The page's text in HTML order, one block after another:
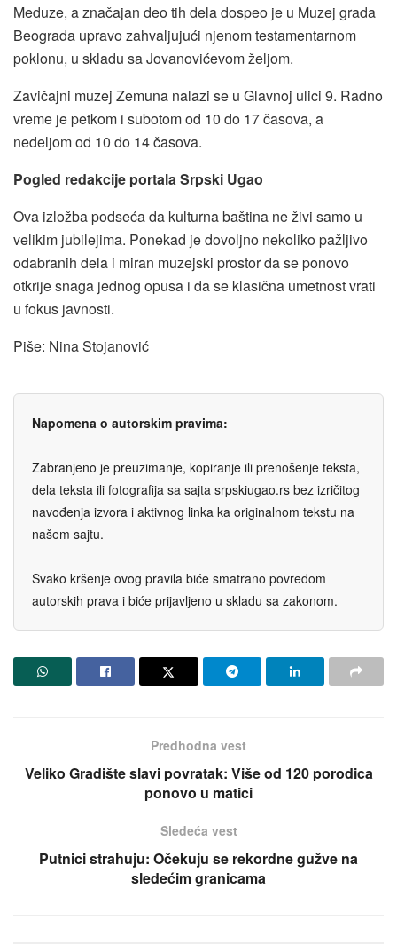
Meduze, a značajan deo tih dela dospeo je u Muzej grada
Beograda upravo zahvaljujući njenom testamentarnom
poklonu, u skladu sa Jovanovićevom željom.
Zavičajni muzej Zemuna nalazi se u Glavnoj ulici 9. Radno
vreme je petkom i subotom od 10 do 17 časova, a
nedeljom od 10 do 14 časova.
Pogled redakcije portala Srpski Ugao
Ova izložba podseća da kulturna baština ne živi samo u
velikim jubilejima. Ponekad je dovoljno nekoliko pažljivo
odabranih dela i miran muzejski prostor da se ponovo
otkrije snaga jednog opusa i da se klasična umetnost vrati
u fokus javnosti.
Piše: Nina Stojanović
Napomena o autorskim pravima:
Zabranjeno je preuzimanje, kopiranje ili prenošenje teksta,
dela teksta ili fotografija sa sajta srpskiugao.rs bez izričitog
navođenja izvora i aktivnog linka ka originalnom tekstu na
našem sajtu.
Svako kršenje ovog pravila biće smatrano povredom
autorskih prava i biće prijavljeno u skladu sa zakonom.
Predhodna vest
Veliko Gradište slavi povratak: Više od 120 porodica
ponovo u matici
Sledeća vest
Putnici strahuju: Očekuju se rekordne gužve na
sledećim granicama